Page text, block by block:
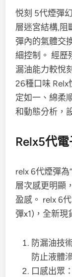
悦刻 5代煙彈
層迷宮結構,阻
彈內的氣體交
細控制。 經歷
漏油能力較悅
26種口味 Relx
定如一、綿柔
和動態分析，
Relx5代電
relx 6代煙彈為
層次感更明顯
盈感。 relx 6
彈x1)，全新現
防漏油技
防止液體
口感出眾